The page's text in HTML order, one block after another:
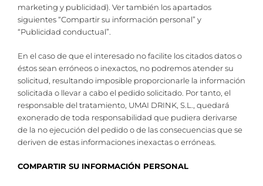
marketing y publicidad). Ver también los apartados
siguientes “Compartir su información personal” y
“Publicidad conductual”.
En el caso de que el interesado no facilite los citados datos o
éstos sean erróneos o inexactos, no podremos atender su
solicitud, resultando imposible proporcionarle la información
solicitada o llevar a cabo el pedido solicitado. Por tanto, el
responsable del tratamiento, UMAI DRINK, S.L., quedará
exonerado de toda responsabilidad que pudiera derivarse
de la no ejecución del pedido o de las consecuencias que se
deriven de estas informaciones inexactas o erróneas.
COMPARTIR SU INFORMACIÓN PERSONAL